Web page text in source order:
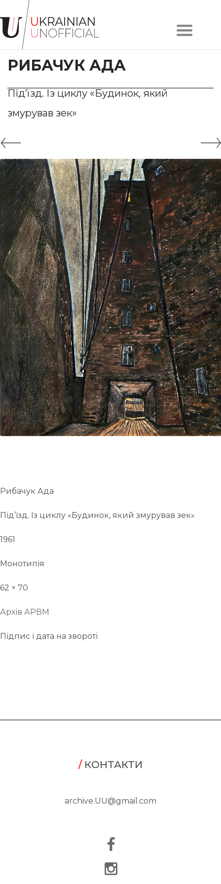
Головна
Про
проєкт
Художники
Твори
Колекції
#KYIV
#LVIV
UA
ENG
РИБАЧУК АДА
Під’їзд. Із циклу «Будинок, який
змурував зек»
Рибачук Ада
Під’їзд. Із циклу «Будинок, який змурував зек»
1961
Монотипія
62 × 70
Архів АРВМ
Підпис і дата на звороті
/КОНТАКТИ
archive.UU@gmail.com